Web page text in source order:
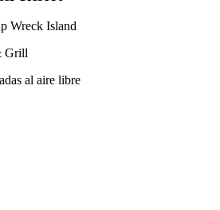
Wreck Island
Grill
al aire libre